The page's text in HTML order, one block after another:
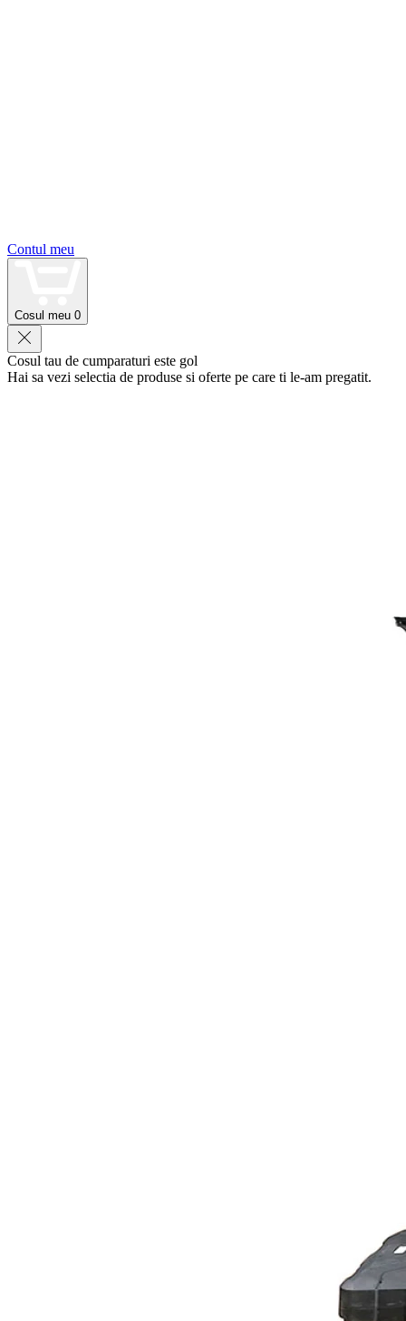
Contul meu
Cosul meu 0
Cosul tau de cumparaturi este gol
Hai sa vezi selectia de produse si oferte pe care ti le-am pregatit.